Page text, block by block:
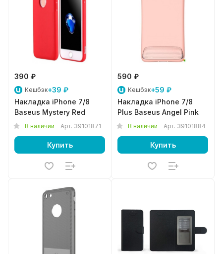
390 ₽
Кешбэк+39 ₽
Накладка iPhone 7/8
Baseus Mystery Red
В наличии Арт. 39101871
Купить
590 ₽
Кешбэк+59 ₽
Накладка iPhone 7/8
Plus Baseus Angel Pink
В наличии Арт. 39101884
Купить